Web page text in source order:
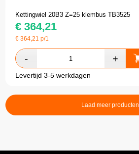
Kettingwiel 20B3 Z=25 klembus TB3525
€ 364,21
€364,21 p/1
Levertijd 3-5 werkdagen
Laad meer producten